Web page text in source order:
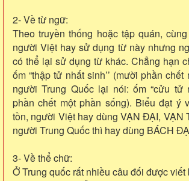
2- Về từ ngữ:
Theo truyền thống hoặc tập quán,
người Việt hay sử dụng từ này nhưng
có thể lại sử dụng từ khác. Chẳng hạn
ốm “thập tử nhất sinh’’ (mười phần
người Trung Quốc lại nói: ốm “cửu tử
phần chết một phần sống). Biểu đạt ý
tồn, người Việt hay dùng VẠN ĐẠI, VẠN
người Trung Quốc thì hay dùng BÁCH
3- Về thể chữ:
Ở Trung quốc rất nhiều câu đối được